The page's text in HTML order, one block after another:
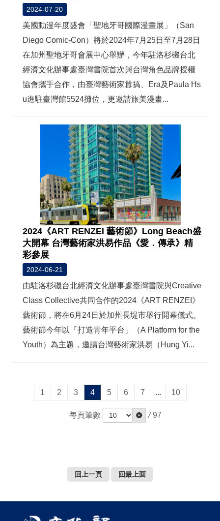
2024-07-20
美國動漫年度盛會「聖地牙哥國際漫畫展」（San
Diego Comic-Con）將於2024年7月25日至7月28日
在加州聖地牙哥會展中心舉辦，今年駐洛杉磯台北
經濟文化辦事處臺灣書院首次與台灣角色品牌授權
協會攜手合作，由臺灣藝術家囂搞、Era及Paula Hs
u進駐臺灣館5524攤位，更邀請旅美漫畫...
2024《ART RENZEI 藝術節》Long Beach盛
大開幕 台灣藝術家洪易作品《愛．傳承》精
彩參展
2024-06-21
由駐洛杉磯台北經濟文化辦事處臺灣書院與Creative
Class Collective共同合作的2024《ART RENZEI》
藝術節，將在6月24日於加州長堤市舉行開幕儀式。
藝術節今年以「打造青年平台」（A Platform for the
Youth）為主題，邀請台灣藝術家洪易（Hung Yi...
1 2 3 4 5 6 7 ... 10
每頁筆數 / 97
回上一頁 回最上面